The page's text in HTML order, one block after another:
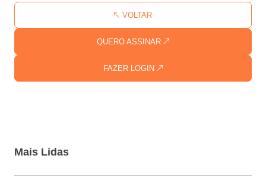
FAZER LOGIN
QUERO ASSINAR
VOLTAR
Mais Lidas